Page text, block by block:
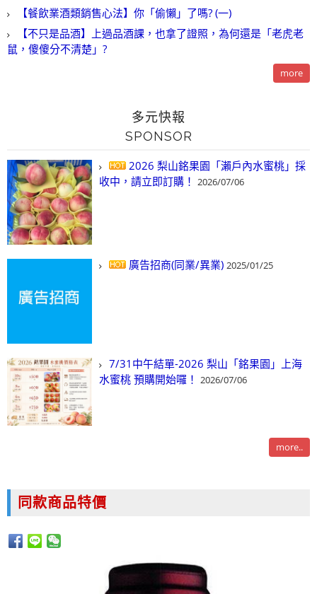
【餐飲業酒類銷售心法】你「偷懶」了嗎? (一)
【不只是品酒】上過品酒課，也拿了證照，為何還是「老虎老
鼠，傻傻分不清楚」?
more
多元快報
SPONSOR
2026 梨山銘果園「瀨戶內水蜜桃」採
收中，請立即訂購！ 2026/07/06
廣告招商(同業/異業) 2025/01/25
7/31中午結單-2026 梨山「銘果園」上海
水蜜桃 預購開始囉！ 2026/07/06
more..
同款商品特價